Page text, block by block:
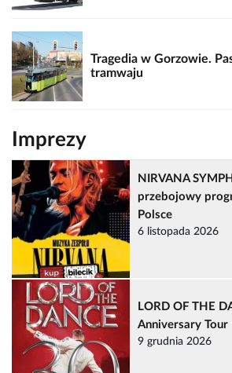
Tragedia w Gorzowie.
tramwaju
Imprezy
NIRVANA
przebojowy
Polsce
6 listopada 2026
LORD OF THE
Anniversary Tour
9 grudnia 2026